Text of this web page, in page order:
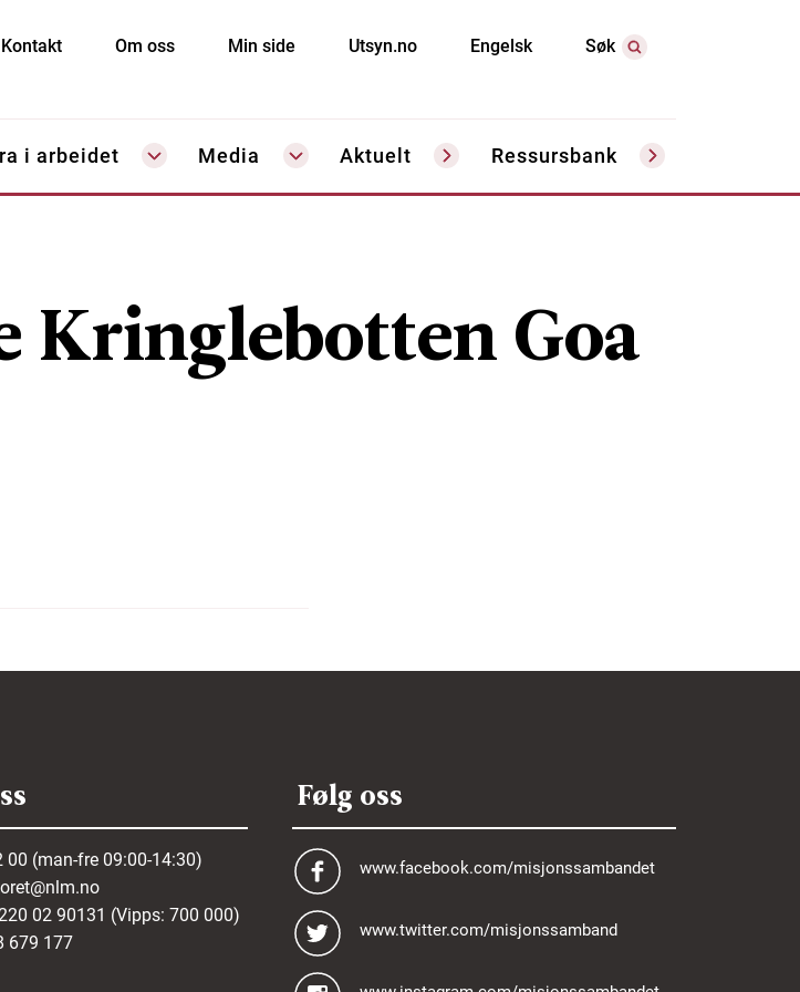
Kontakt Om oss Min side Utsyn.no Engelsk Søk
i arbeidet Media Aktuelt Ressursbank
Kringlebotten Goa
00 (man-fre 09:00-14:30)
02 90131 (Vipps: 700 000)
679 177
Følg oss
www.facebook.com/misjonssambandet
www.twitter.com/misjonssamband